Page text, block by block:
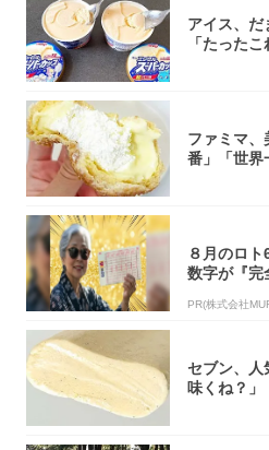
アイス、だ
「たった
ファミマ、
番」「世界
８月のロ
数字が『完
PR(株式会社
セブン、
味くね？